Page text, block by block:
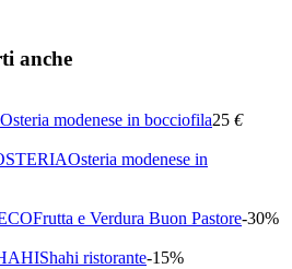
anche
Osteria modenese in bocciofila25 €
Osteria modenese in
Frutta e Verdura Buon Pastore-30%
Shahi ristorante-15%